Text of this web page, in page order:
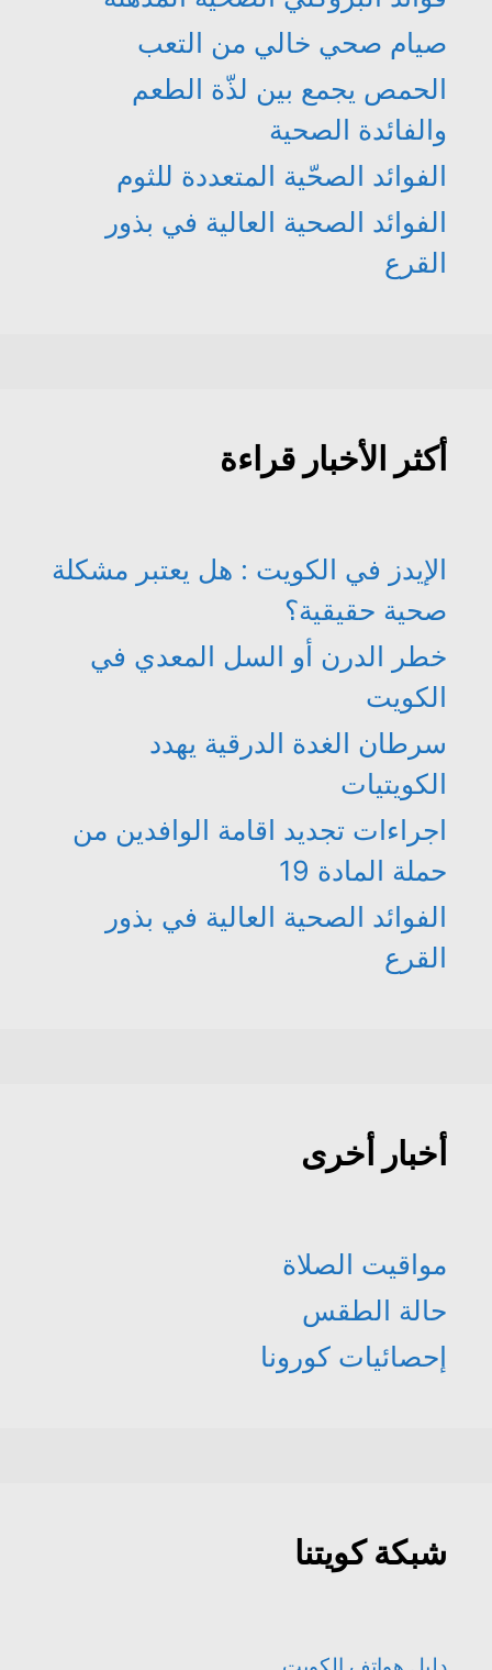
صيام صحي خالي من التعب
الحمص يجمع بين لذّة الطعم
والفائدة الصحية
الفوائد الصحّية المتعددة للثوم
الفوائد الصحية العالية في بذور
القرع
أكثر الأخبار قراءة
الإيدز في الكويت : هل يعتبر مشكلة
صحية حقيقية؟
خطر الدرن أو السل المعدي في
الكويت
سرطان الغدة الدرقية يهدد
الكويتيات
اجراءات تجديد اقامة الوافدين من
حملة المادة 19
الفوائد الصحية العالية في بذور
القرع
أخبار أخرى
مواقيت الصلاة
حالة الطقس
إحصائيات كورونا
شبكة كويتنا